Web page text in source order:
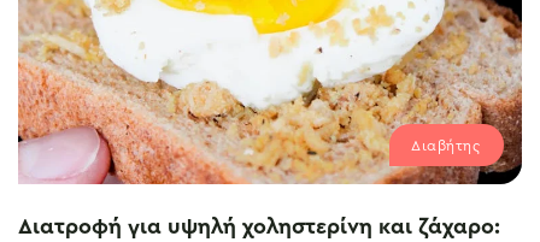
Διαβήτης
Διατροφή για υψηλή χοληστερίνη και ζάχαρο: